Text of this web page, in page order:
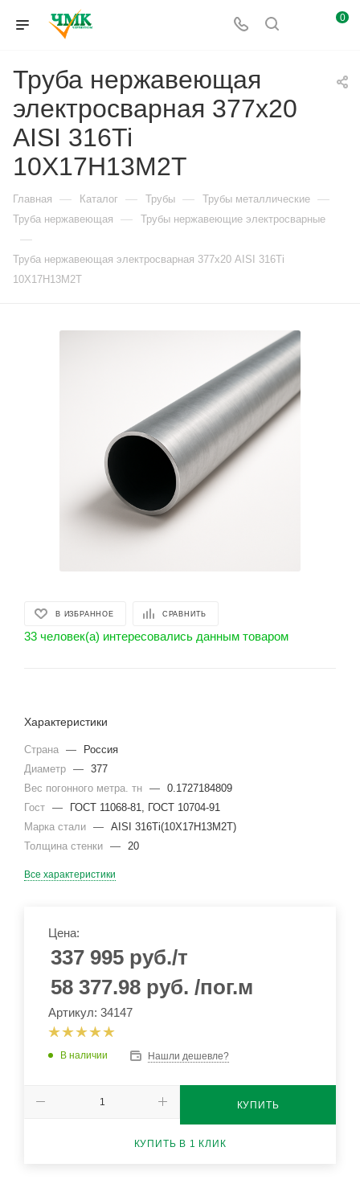
0
Труба нержавеющая
электросварная 377х20
AISI 316Ti
10Х17Н13М2Т
Главная — Каталог — Трубы — Трубы металлические —
Труба нержавеющая — Трубы нержавеющие электросварные
—
Труба нержавеющая электросварная 377х20 AISI 316Ti
10Х17Н13М2Т
В ИЗБРАННОЕ СРАВНИТЬ
33 человек(а) интересовались данным товаром
Характеристики
Страна —
Россия
Диаметр — 377
Вес погонного метра. тн — 0.1727184809
Гост —
ГОСТ 11068-81, ГОСТ 10704-91
Марка стали — AISI 316Ti(10Х17Н13М2Т)
Толщина стенки — 20
Все характеристики
Цена:
337 995 руб./т
58 377.98 руб. /пог.м
Артикул: 34147
В наличии Нашли дешевле?
КУПИТЬ
КУПИТЬ В 1 КЛИК